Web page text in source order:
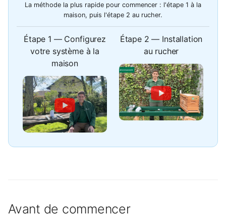
6.1 T91 Weather hub
6.2 Version T91 Solar
MAINTENANT AU RUCHER
7. Installer les capteurs
dans les ruches
Capteurs internes
La méthode la plus rapide pour commencer : l'étape 1 à la
maison, puis l'étape 2 au rucher.
Étape 1 — Configurez
votre système à la
maison
Étape 2 — Installation
au rucher
Avant de commencer